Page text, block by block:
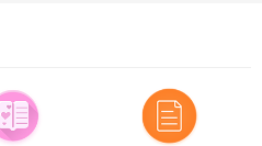
7分钟前
性 通过此页面咨询，已获得专属情感